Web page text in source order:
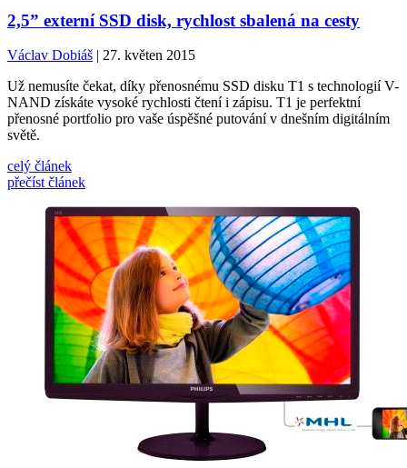
2,5” externí SSD disk, rychlost sbalená na cesty
Václav Dobiáš | 27. květen 2015
Už nemusíte čekat, díky přenosnému SSD disku T1 s technologií V-
NAND získáte vysoké rychlosti čtení i zápisu. T1 je perfektní
přenosné portfolio pro vaše úspěšné putování v dnešním digitálním
světě.
celý článek
přečíst článek